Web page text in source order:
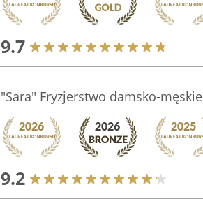
9.7
"Sara" Fryzjerstwo damsko-męskie
9.2